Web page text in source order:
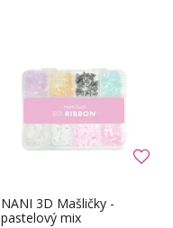
NANI 3D Mašličky -
pastelový mix